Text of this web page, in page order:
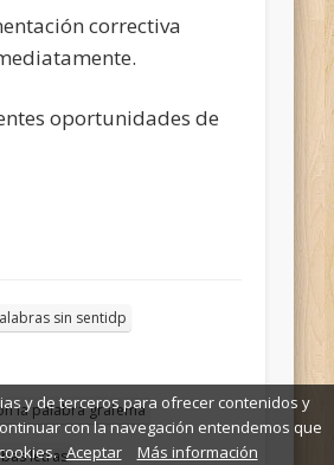
correctiva
oportunidades de
sin sentidp
la palabra grafema
letras
y de terceros para ofrecer contenidos y
con la navegación entendemos que
Aceptar Más información